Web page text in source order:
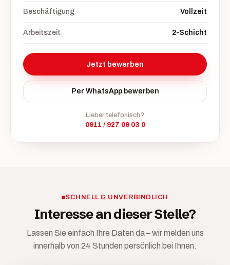
Beschäftigung Vollzeit
Arbeitszeit 2-Schicht
Jetzt bewerben
Per WhatsApp bewerben
Lieber telefonisch?
0911 / 927 09 03 0
SCHNELL & UNVERBINDLICH
Interesse an dieser Stelle?
Lassen Sie einfach Ihre Daten da – wir melden uns
innerhalb von 24 Stunden persönlich bei Ihnen.